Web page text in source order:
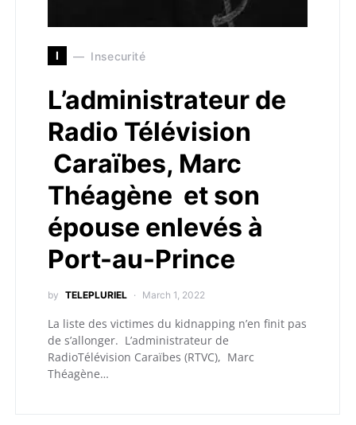
I Insecurité
L’administrateur de
Radio Télévision
Caraïbes, Marc
Théagène et son
épouse enlevés à
Port-au-Prince
by TELEPLURIEL March 1, 2022
La liste des victimes du kidnapping n’en finit pas
de s’allonger. L’administrateur de
RadioTélévision Caraïbes (RTVC), Marc
Théagène…